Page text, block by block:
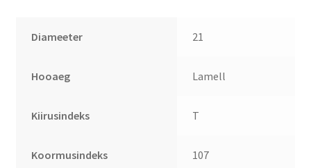
Diameeter 21
Hooaeg Lamell
Kiirusindeks T
Koormusindeks 107